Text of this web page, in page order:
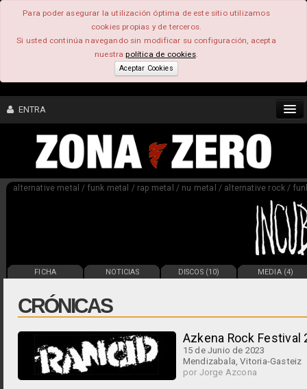
Para poder asegurar la utilización óptima de este sitio utilizamos
cookies propias y de terceros.
Si usted continúa navegando sin modificar su configuración, acepta
nuestrapolítica de cookies.
Aceptar Cookies
ENTRA
CONTENIDO
alternative metal / funk metal / rap metal / nu metal / alternative rock /
FICHA NOTICIAS DISCOS (10) MEDIA (4)
CRÓNICAS
Azkena Rock Festival
15 de Junio de 2023
Mendizabala, Vitoria-Gasteiz
por Jorge Azcona